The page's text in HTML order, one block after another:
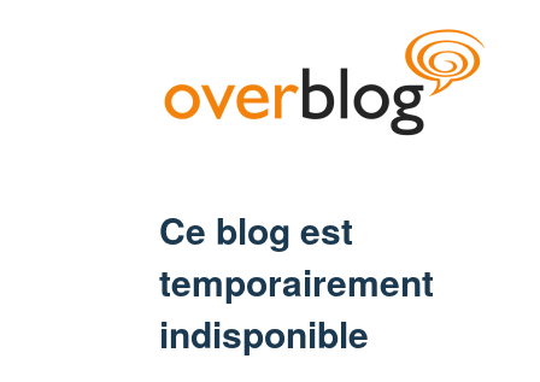
Ce blog est
temporairement
indisponible